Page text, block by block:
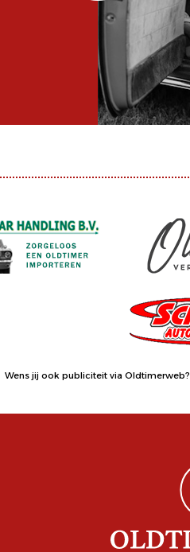
Wens jij ook publiciteit via Oldtimerweb?